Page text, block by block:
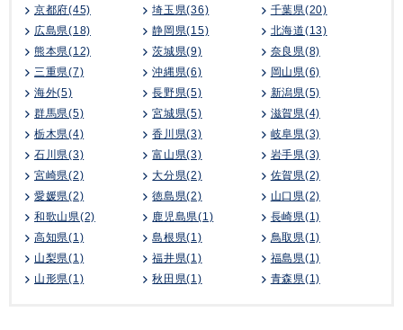
京都府(45)
埼玉県(36)
千葉県(20)
広島県(18)
静岡県(15)
北海道(13)
熊本県(12)
茨城県(9)
奈良県(8)
三重県(7)
沖縄県(6)
岡山県(6)
海外(5)
長野県(5)
新潟県(5)
群馬県(5)
宮城県(5)
滋賀県(4)
栃木県(4)
香川県(3)
岐阜県(3)
石川県(3)
富山県(3)
岩手県(3)
宮崎県(2)
大分県(2)
佐賀県(2)
愛媛県(2)
徳島県(2)
山口県(2)
和歌山県(2)
鹿児島県(1)
長崎県(1)
高知県(1)
島根県(1)
鳥取県(1)
山梨県(1)
福井県(1)
福島県(1)
山形県(1)
秋田県(1) 青森県(1)